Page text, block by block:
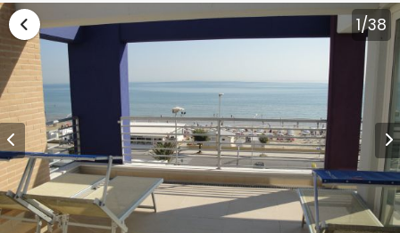
Vai alla lista vacanze Marche 1/38